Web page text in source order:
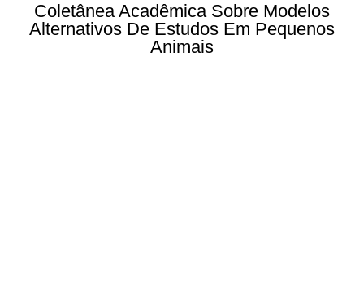
Coletânea Acadêmica Sobre Modelos
Alternativos De Estudos Em Pequenos
Animais